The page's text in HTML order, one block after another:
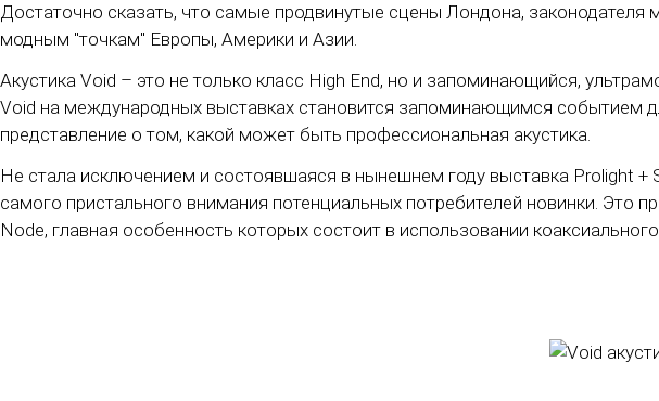
Достаточно сказать, что самые продвинутые сцены Лондона,
модным "точкам" Европы, Америки и Азии.
Акустика Void – это не только класс High End, но и запоминающийся,
Void на международных выставках становится запоминающимся событием
представление о том, какой может быть профессиональная акустика.
Не стала исключением и состоявшаяся в нынешнем году выставка Prolight
самого пристального внимания потенциальных потребителей новинки. Это
Node, главная особенность которых состоит в использовании